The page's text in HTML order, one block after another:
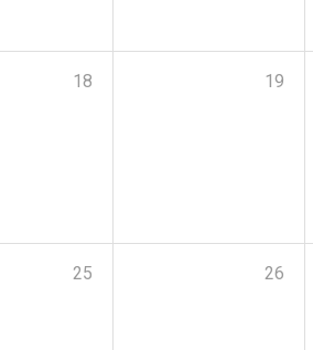
18 19
25 26